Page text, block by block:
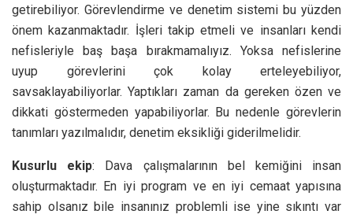
getirebiliyor. Görevlendirme ve denetim sistemi bu yüzden
önem kazanmaktadır. İşleri takip etmeli ve insanları kendi
nefisleriyle baş başa bırakmamalıyız. Yoksa nefislerine
uyup görevlerini çok kolay erteleyebiliyor,
savsaklayabiliyorlar. Yaptıkları zaman da gereken özen ve
dikkati göstermeden yapabiliyorlar. Bu nedenle görevlerin
tanımları yazılmalıdır, denetim eksikliği giderilmelidir.
Kusurlu ekip: Dava çalışmalarının bel kemiğini insan
oluşturmaktadır. En iyi program ve en iyi cemaat yapısına
sahip olsanız bile insanınız problemli ise yine sıkıntı var